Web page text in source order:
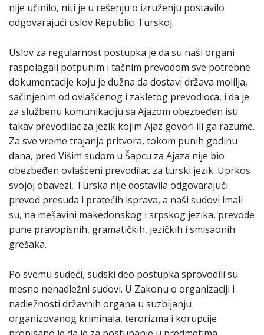
nije učinilo, niti je u rešenju o izruženju postavilo
odgovarajući uslov Republici Turskoj.
Uslov za regularnost postupka je da su naši organi
raspolagali potpunim i tačnim prevodom sve potrebne
dokumentacije koju je dužna da dostavi država molilja,
sačinjenim od ovlašćenog i zakletog prevodioca, i da je
za službenu komunikaciju sa Ajazom obezbeđen isti
takav prevodilac za jezik kojim Ajaz govori ili ga razume.
Za sve vreme trajanja pritvora, tokom punih godinu
dana, pred Višim sudom u Šapcu za Ajaza nije bio
obezbeđen ovlašćeni prevodilac za turski jezik. Uprkos
svojoj obavezi, Turska nije dostavila odgovarajući
prevod presuda i pratećih isprava, a naši sudovi imali
su, na mešavini makedonskog i srpskog jezika, prevode
pune pravopisnih, gramatičkih, jezičkih i smisaonih
grešaka.
Po svemu sudeći, sudski deo postupka sprovodili su
mesno nenadležni sudovi. U Zakonu o organizaciji i
nadležnosti državnih organa u suzbijanju
organizovanog kriminala, terorizma i korupcije